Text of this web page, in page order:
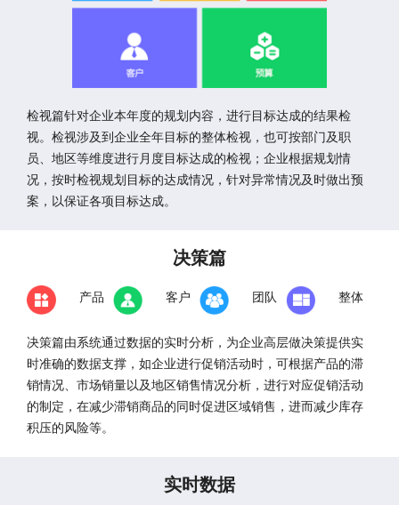
检视篇针对企业本年度的规划内容，进行目标达成的结果检
视。检视涉及到企业全年目标的整体检视，也可按部门及职
员、地区等维度进行月度目标达成的检视；企业根据规划情
况，按时检视规划目标的达成情况，针对异常情况及时做出预
案，以保证各项目标达成。
决策篇
产品 客户 团队 整体
决策篇由系统通过数据的实时分析，为企业高层做决策提供实
时准确的数据支撑，如企业进行促销活动时，可根据产品的滞
销情况、市场销量以及地区销售情况分析，进行对应促销活动
的制定，在减少滞销商品的同时促进区域销售，进而减少库存
积压的风险等。
实时数据